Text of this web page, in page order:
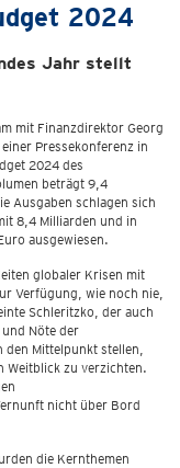
2024
Jahr stellt
mit Finanzdirektor Georg
Pressekonferenz in
2024 des
beträgt 9,4
Ausgaben schlagen sich
8,4 Milliarden und in
ausgewiesen.
globaler Krisen mit
Verfügung, wie noch nie,
Schleritzko, der auch
Nöte der
den Mittelpunkt stellen,
Weitblick zu verzichten.
nicht über Bord
die Kernthemen